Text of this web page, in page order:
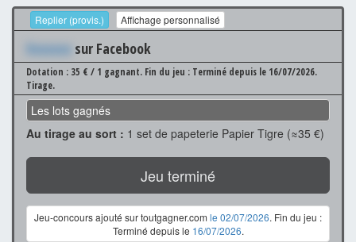
Replier (provis.) Affichage personnalisé
Xxxxxxx sur Facebook
Dotation : 35 € / 1 gagnant. Fin du jeu : Terminé depuis le 16/07/2026.
Tirage.
Les lots gagnés
Au tirage au sort : 1 set de papeterie Papier Tigre (≈35 €)
Jeu terminé
Jeu-concours ajouté sur toutgagner.com le 02/07/2026. Fin du jeu :
Terminé depuis le 16/07/2026.